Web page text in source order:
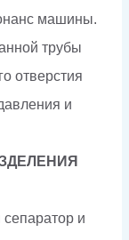
машины.
трубы
отверстия
и
и